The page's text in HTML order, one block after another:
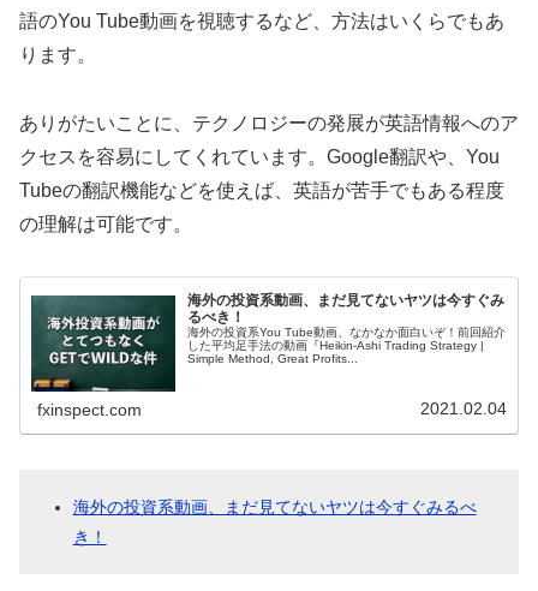
語のYou Tube動画を視聴するなど、方法はいくらでもあ
ります。
ありがたいことに、テクノロジーの発展が英語情報へのア
クセスを容易にしてくれています。Google翻訳や、You
Tubeの翻訳機能などを使えば、英語が苦手でもある程度
の理解は可能です。
海外の投資系動画、まだ見てないヤツは今すぐみ
るべき！
海外の投資系You Tube動画、なかなか面白いぞ！前回紹介
した平均足手法の動画『Heikin-Ashi Trading Strategy |
Simple Method, Great Profits...
fxinspect.com 2021.02.04
海外の投資系動画、まだ見てないヤツは今すぐみるべ
き！